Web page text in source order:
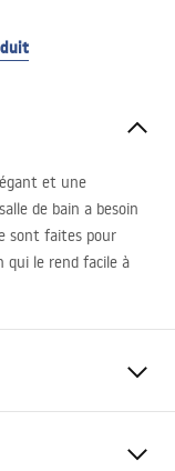
et une
de bain a besoin
sont faites pour
qui le rend facile à